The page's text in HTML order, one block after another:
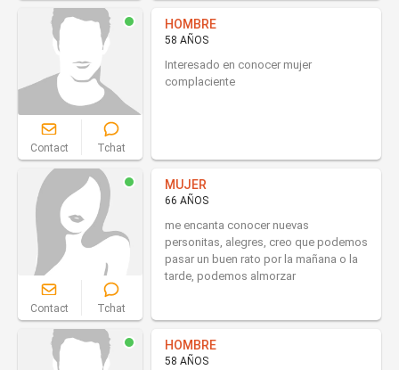
Contact Tchat
HOMBRE
58 AÑOS
Interesado en conocer mujer
complaciente
Contact Tchat
MUJER
66 AÑOS
me encanta conocer nuevas
personitas, alegres, creo que podemos
pasar un buen rato por la mañana o la
tarde, podemos almorzar
HOMBRE
58 AÑOS